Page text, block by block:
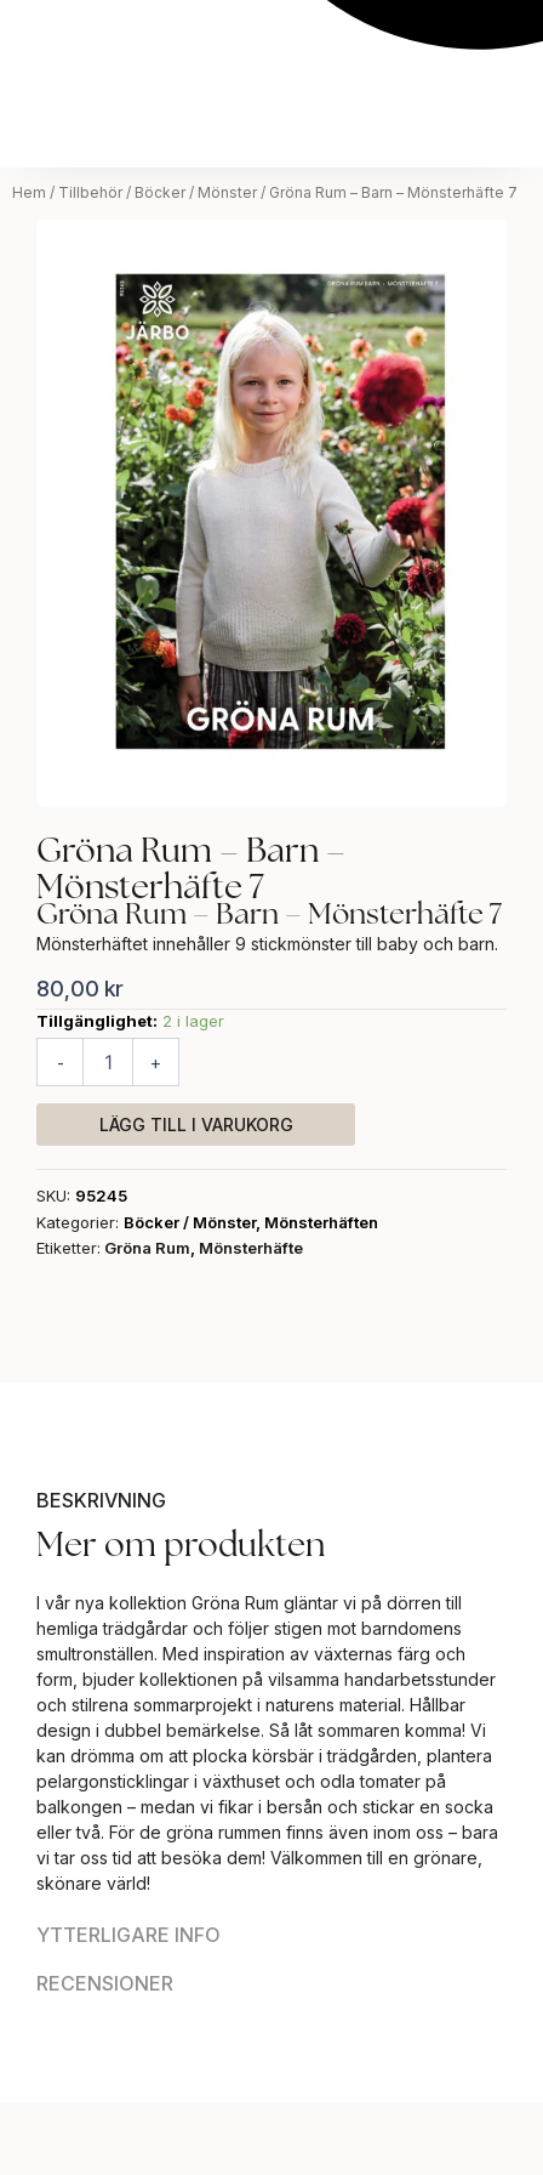
Hem / Tillbehör/ Böcker / Mönster/ Gröna Rum – Barn – Mönsterhäfte 7
Gröna Rum – Barn –
Mönsterhäfte 7
Gröna Rum – Barn – Mönsterhäfte 7
Mönsterhäftet innehåller 9 stickmönster till baby och barn.
80,00 kr
Tillgänglighet: 2 i lager
-
Gröna
Barn
Mönsterhäfte
mängd
+
LÄGG TILL I VARUKORG
SKU: 95245
Kategorier: Böcker / Mönster, Mönsterhäften
Etiketter: Gröna Rum Mönsterhäfte
BESKRIVNING
YTTERLIGARE INFO
RECENSIONER
Mer om produkten
I vår nya kollektion Gröna Rum gläntar vi på dörren till
hemliga trädgårdar och följer stigen mot barndomens
smultronställen. Med inspiration av växternas färg och
form, bjuder kollektionen på vilsamma handarbetsstunder
och stilrena sommarprojekt i naturens material. Hållbar
design i dubbel bemärkelse. Så låt sommaren komma! Vi
kan drömma om att plocka körsbär i trädgården, plantera
pelargonsticklingar i växthuset och odla tomater på
balkongen – medan vi fikar i bersån och stickar en socka
eller två. För de gröna rummen finns även inom oss – bara
vi tar oss tid att besöka dem! Välkommen till en grönare,
skönare värld!